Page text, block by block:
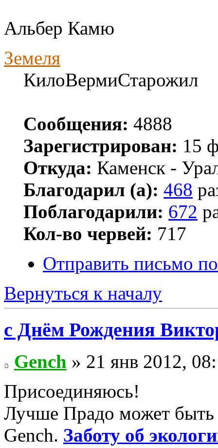
Альбер Камю
Земеля
КилоВермиСтарожил
Сообщения: 4888
Зарегистрирован: 15
Откуда: Каменск -
Благодарил (а): 468
Поблагодарили: 672
Кол-во червей: 717
Отправить письмо
Вернуться к началу
с Днём Рождения
Gench » 21 янв 2012,
Присоединяюсь!
Лучше Прадо может
Gench. Заботу об